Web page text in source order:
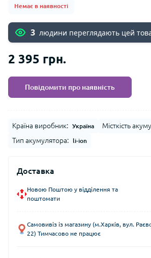
Немає в наявності
3 людини переглядають цей
2 395 грн.
Повідомити про наявність
Країна виробник: Україна Місткість
Тип акумулятора: li-ion
Доставка
Новою Поштою у відділення та
поштомати
Самовивіз із магазину (м.Харків, вул.
22) Тимчасово не працює